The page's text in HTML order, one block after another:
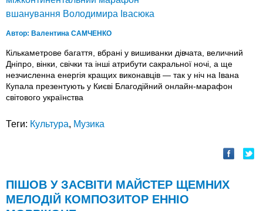
Автор: Валентина САМЧЕНКО
Кількаметрове багаття, вбрані у вишиванки дівчата, величний
Дніпро, вінки, свічки та інші атрибути сакральної ночі, а ще
незчисленна енергія кращих виконавців — так у ніч на Івана
Купала презентують у Києві Благодійний онлайн-марафон
світового українства
Теги: Культура, Музика
ПІШОВ У ЗАСВІТИ МАЙСТЕР ЩЕМНИХ
МЕЛОДІЙ КОМПОЗИТОР ЕННІО